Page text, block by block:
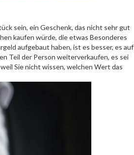
sein, ein Geschenk, das nicht sehr gut
kaufen würde, die etwas Besonderes
aufgebaut haben, ist es besser, es auf
Teil der Person weiterverkaufen, es sei
Sie nicht wissen, welchen Wert das